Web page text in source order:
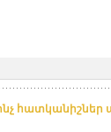
հատկանիշներ